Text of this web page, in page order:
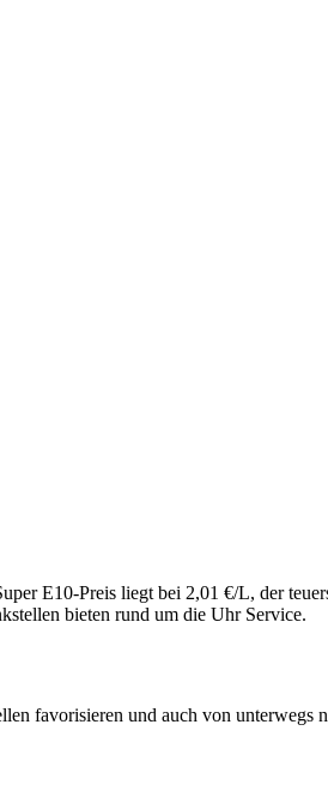
E10-Preis liegt bei 2,01 €/L, der
bieten rund um die Uhr Service.
favorisieren und auch von unterwegs